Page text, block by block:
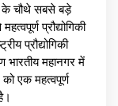
के चौथे सबसे बड़े
प्रौद्योगिकी
प्रौद्योगिकी
भारतीय महानगर में
एक महत्वपूर्ण